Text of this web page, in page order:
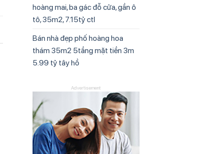
hoàng mai, ba gác đỗ cửa, gần ô
tô, 35m2, 7.15tỷ ctl
Bán nhà đẹp phố hoàng hoa
thám 35m2 5tầng mặt tiền 3m
5.99 tỷ tây hồ
Advertisement